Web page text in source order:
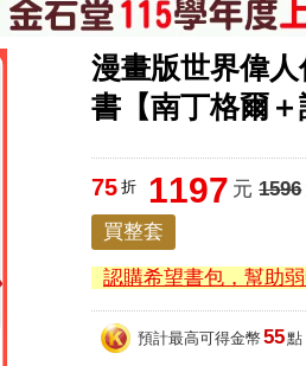
漫畫版世界偉
書【南丁格爾＋
75 折 1197 元 1596
買整套
認購希望書包，幫助
預計最高可得金幣 55點